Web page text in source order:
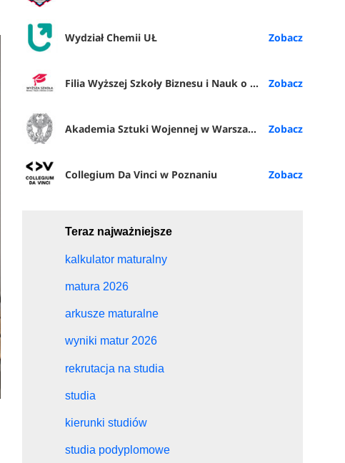
Wydział Chemii UŁ
Filia Wyższej Szkoły Biznesu i Nauk o Zdrowiu w Rybniku
Akademia Sztuki Wojennej w Warszawie
Collegium Da Vinci w Poznaniu
Teraz najważniejsze
kalkulator maturalny
matura 2026
arkusze maturalne
wyniki matur 2026
rekrutacja na studia
studia
kierunki studiów
studia podyplomowe